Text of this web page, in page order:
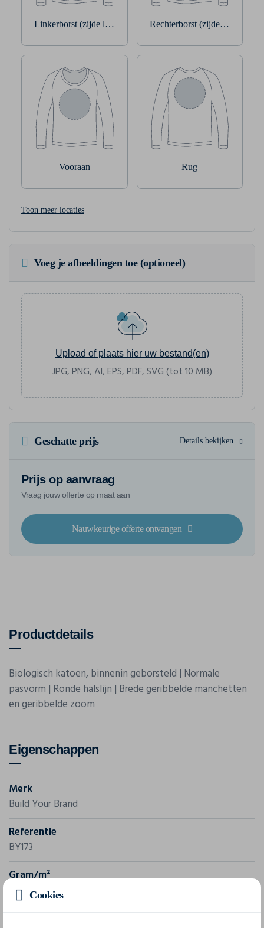
Linkerborst (zijde linkerarm) Rechterborst (zijde
Vooraan Rug
Toon meer locaties
Voeg je afbeeldingen toe (optioneel)
Upload of plaats hier uw bestand(en)
JPG, PNG, AI, EPS, PDF, SVG (tot 10 MB)
Geschatte prijs Details bekijken
Prijs op aanvraag
Vraag jouw offerte op maat aan
Nauwkeurige offerte ontvangen
Productdetails
Biologisch katoen, binnenin geborsteld | Normale
pasvorm | Ronde halslijn | Brede geribbelde manchetten
en geribbelde zoom
Eigenschappen
Merk
Build Your Brand
Referentie
BY173
Gram/m²
300 g/m²
Cookies